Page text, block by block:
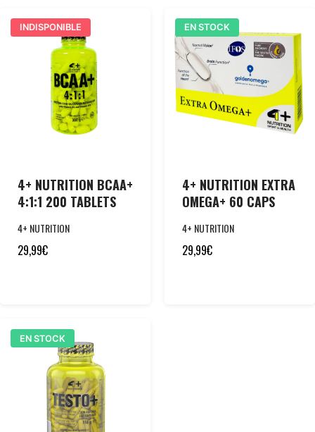
INDISPONIBLE
4+ NUTRITION BCAA+
4:1:1 200 TABLETS
4+ NUTRITION
29,99€
EN STOCK
4+ NUTRITION EXTRA
OMEGA+ 60 CAPS
4+ NUTRITION
29,99€
EN STOCK